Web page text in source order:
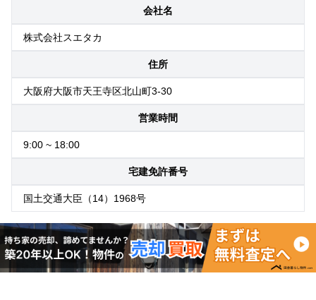
会社名
株式会社スエタカ
住所
大阪府大阪市天王寺区北山町3-30
営業時間
9:00 ~ 18:00
宅建免許番号
国土交通大臣（14）1968号